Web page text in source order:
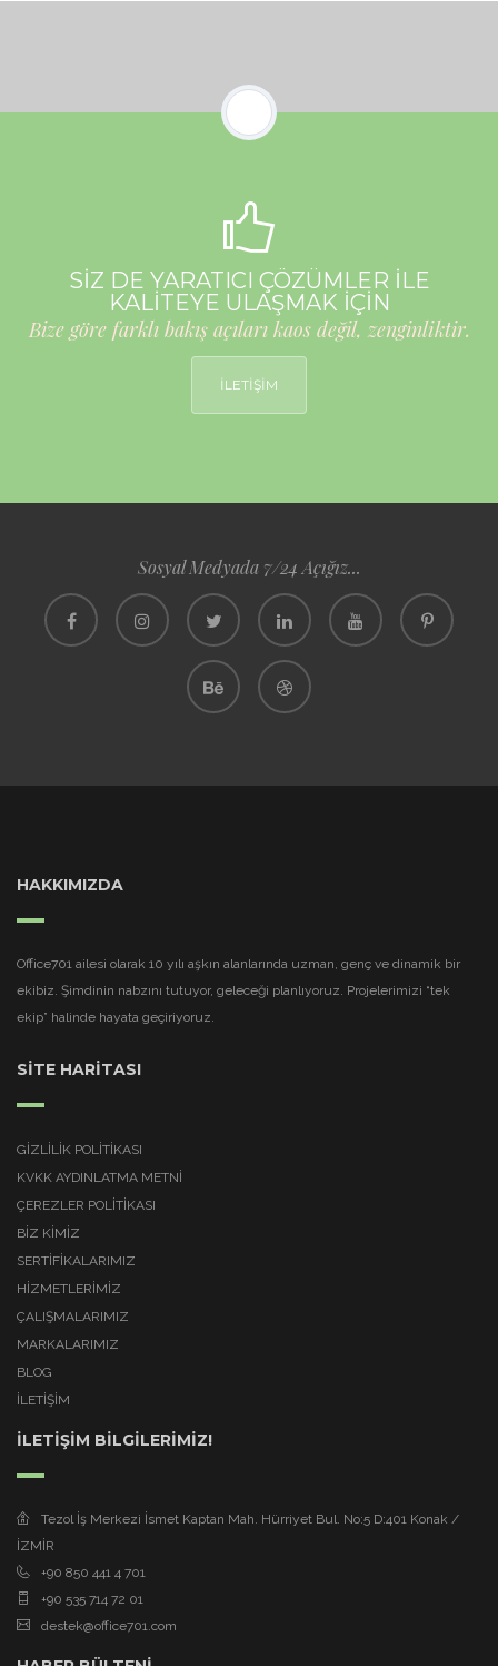
SİZ DE YARATICI ÇÖZÜMLER İLE
KALİTEYE ULAŞMAK İÇİN
Bize göre farklı bakış açıları kaos değil, zenginliktir.
İLETİŞİM
Sosyal Medyada 7/24 Açığız...
HAKKIMIZDA
Office701 ailesi olarak 10 yılı aşkın alanlarında uzman, genç ve dinamik bir
ekibiz. Şimdinin nabzını tutuyor, geleceği planlıyoruz. Projelerimizi “tek
ekip” halinde hayata geçiriyoruz.
SİTE HARİTASI
GIZLILIK POLITIKASI
KVKK AYDINLATMA METNI
ÇEREZLER POLITIKASI
BİZ KİMİZ
SERTİFİKALARIMIZ
HİZMETLERİMİZ
ÇALIŞMALARIMIZ
MARKALARIMIZ
BLOG
İLETİŞİM
İLETİŞİM BİLGİLERİMİZ!
Tezol İş Merkezi İsmet Kaptan Mah. Hürriyet Bul. No:5 D:401 Konak /
İZMİR
+90 850 441 4 701
+90 535 714 72 01
destek@office701.com